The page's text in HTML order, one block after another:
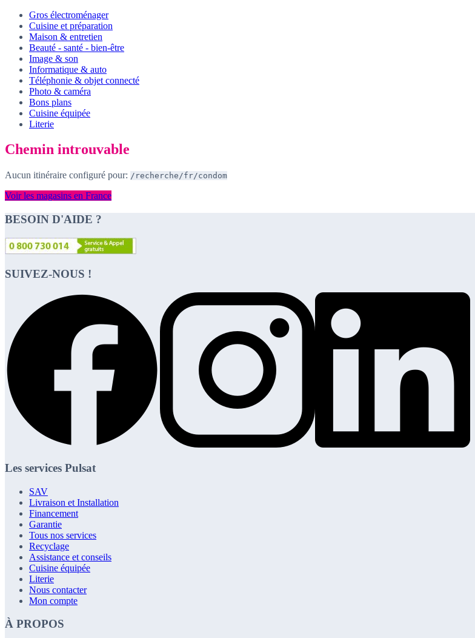
Gros électroménager
Cuisine et préparation
Maison & entretien
Beauté - santé - bien-être
Image & son
Informatique & auto
Téléphonie & objet connecté
Photo & caméra
Bons plans
Cuisine équipée
Literie
Chemin introuvable
Aucun itinéraire configuré pour: /recherche/fr/condom
Voir les magasins en France
BESOIN D'AIDE ?
SUIVEZ-NOUS !
Les services Pulsat
SAV
Livraison et Installation
Financement
Garantie
Tous nos services
Recyclage
Assistance et conseils
Cuisine équipée
Literie
Nous contacter
Mon compte
À PROPOS